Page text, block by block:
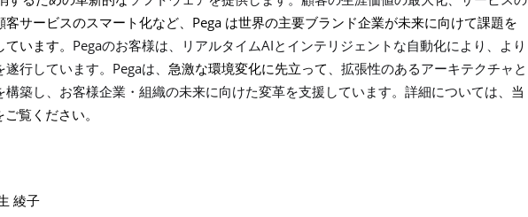
サービスのスマート化など、 Pega は世界の主要ブランド企業が未来に向けて課題を
います。 Pegaのお客様は、リアルタイムAIとインテリジェントな自動化により、より
行しています。 Pegaは、 急激な環境変化に先立って
、拡張性のあるアーキテクチャと
築し、お客様企業・組織の未来に向けた変革を支援しています。 詳細については、 当
ご覧ください。
綾子